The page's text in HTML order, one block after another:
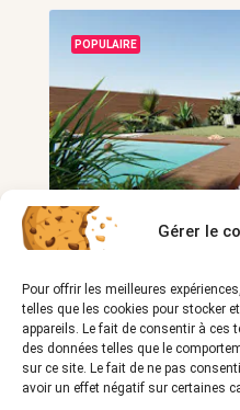
Gérer le
Pour offrir les meilleures
telles que les cookies pour stocker
appareils. Le fait de consentir à ces
des données telles que le
sur ce site. Le fait de ne pas
avoir un effet négatif sur certaines
POPULAIRE
Romain LACOSTE
0.0
https://
05 33 06 03 64